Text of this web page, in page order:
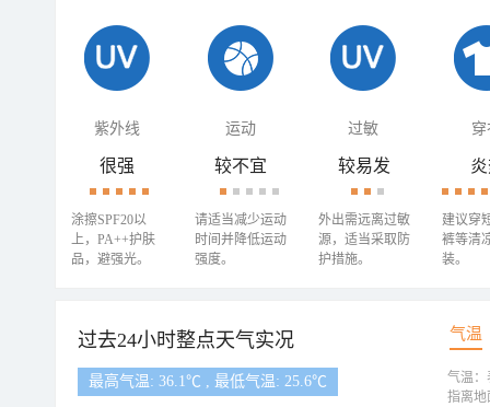
紫外线 运动 过敏 穿
很强
涂擦SPF20以
上，PA++护肤
品，避强光。
较不宜
请适当减少运动
时间并降低运动
强度。
较易发
外出需远离过敏
源，适当采取防
护措施。
建议穿
裤等清
装。
过去24小时整点天气实况 气温
最高气温: 36.1℃ , 最低气温: 25.6℃
气温：
指离地